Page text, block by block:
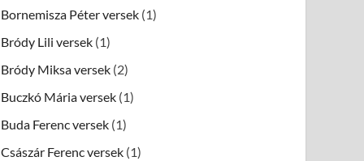
Bornemisza Péter versek (1)
Bródy Lili versek (1)
Bródy Miksa versek (2)
Buczkó Mária versek (1)
Buda Ferenc versek (1)
Császár Ferenc versek (1)